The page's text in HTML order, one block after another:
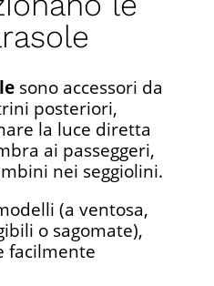
sono accessori da
posteriori,
la luce diretta
ai passeggeri,
nei seggiolini.
(a ventosa,
o sagomate),
facilmente